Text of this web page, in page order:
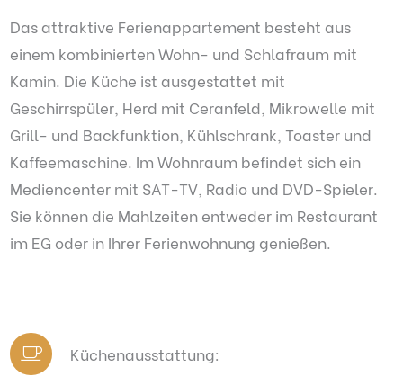
Das attraktive Ferienappartement besteht aus
einem kombinierten Wohn- und Schlafraum mit
Kamin. Die Küche ist ausgestattet mit
Geschirrspüler, Herd mit Ceranfeld, Mikrowelle mit
Grill- und Backfunktion, Kühlschrank, Toaster und
Kaffeemaschine. Im Wohnraum befindet sich ein
Mediencenter mit SAT-TV, Radio und DVD-Spieler.
Sie können die Mahlzeiten entweder im Restaurant
im EG oder in Ihrer Ferienwohnung genießen.
Küchenausstattung: